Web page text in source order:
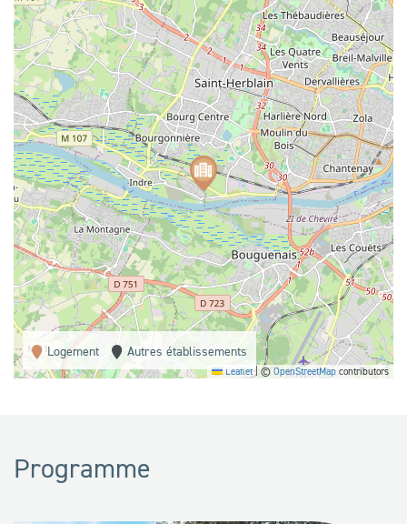
Logement Autres établissements
Leaflet |©OpenStreetMap contributors
Programme